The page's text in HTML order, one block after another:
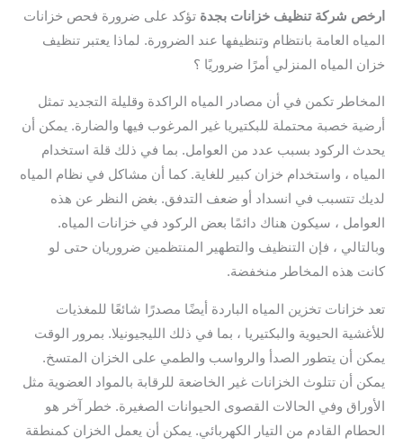
ارخص شركة تنظيف خزانات بجدة تؤكد على ضرورة فحص خزانات
المياه العامة بانتظام وتنظيفها عند الضرورة. لماذا يعتبر تنظيف
خزان المياه المنزلي أمرًا ضروريًا ؟
المخاطر تكمن في أن مصادر المياه الراكدة وقليلة التجديد تمثل
أرضية خصبة محتملة للبكتيريا غير المرغوب فيها والضارة. يمكن أن
يحدث الركود بسبب عدد من العوامل. بما في ذلك قلة استخدام
المياه ، واستخدام خزان كبير للغاية. كما أن مشاكل في نظام المياه
لديك تتسبب في انسداد أو ضعف التدفق. بغض النظر عن هذه
العوامل ، سيكون هناك دائمًا بعض الركود في خزانات المياه.
وبالتالي ، فإن التنظيف والتطهير المنتظمين ضروريان حتى لو
كانت هذه المخاطر منخفضة.
تعد خزانات تخزين المياه الباردة أيضًا مصدرًا شائعًا للمغذيات
للأغشية الحيوية والبكتيريا ، بما في ذلك الليجيونيلا. بمرور الوقت
يمكن أن يتطور الصدأ والرواسب والطمي على الخزان المتسخ.
يمكن أن تتلوث الخزانات غير الخاضعة للرقابة بالمواد العضوية مثل
الأوراق وفي الحالات القصوى الحيوانات الصغيرة. خطر آخر هو
الحطام القادم من التيار الكهربائي. يمكن أن يعمل الخزان كمنطقة